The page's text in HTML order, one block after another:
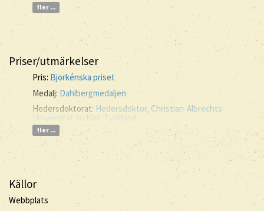
fler ...
Priser/utmärkelser
Pris: Björkénska priset
Medalj:Dahlbergmedaljen
Hedersdoktorat: Hedersdoktor, Christian-Albrechts-
Universität zu Kiel, Tyskland
fler ...
Källor
Webbplats